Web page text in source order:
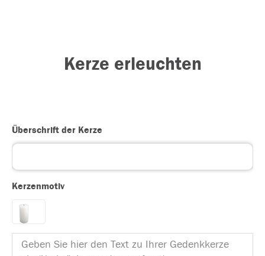
Kerze erleuchten
Überschrift der Kerze
Kerzenmotiv